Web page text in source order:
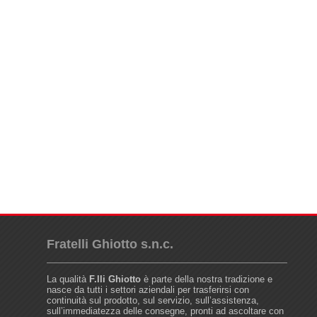
Fratelli Ghiotto s.n.c.
La qualità F.lli Ghiotto è parte della nostra tradizione e
nasce da tutti i settori aziendali per trasferirsi con
continuità sul prodotto, sul servizio, sull’assistenza,
sull’immediatezza delle consegne, pronti ad ascoltare con